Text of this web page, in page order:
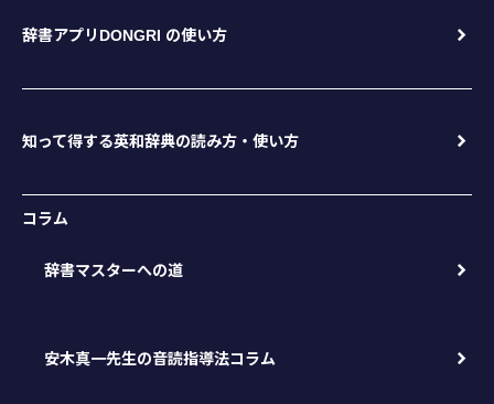
辞書アプリDONGRI の使い方
知って得する英和辞典の読み方・使い方
コラム
辞書マスターへの道
安木真一先生の音読指導法コラム